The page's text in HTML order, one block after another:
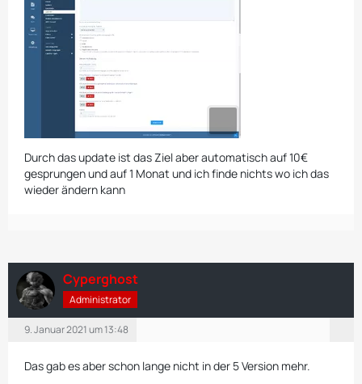
Durch das update ist das Ziel aber automatisch auf 10€
gesprungen und auf 1 Monat und ich finde nichts wo ich das
wieder ändern kann
Cyperghost
Administrator
9. Januar 2021 um 13:48
Das gab es aber schon lange nicht in der 5 Version mehr.